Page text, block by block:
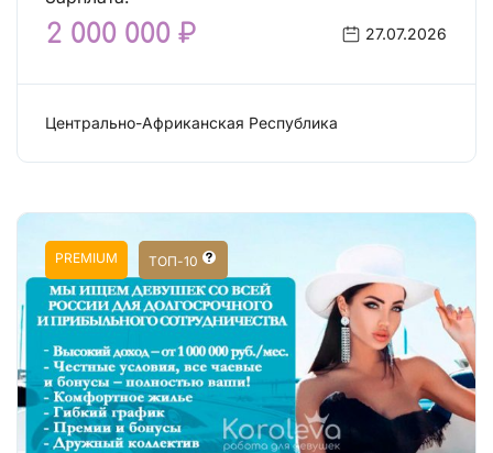
2 000 000 ₽ 27.07.2026
Центрально-Африканская Республика
PREMIUM ТОП-10